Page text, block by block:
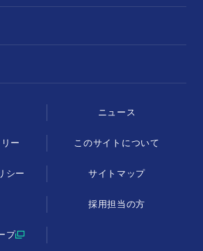
ニュース
ー このサイトについて
シー サイトマップ
採用担当の方
プ